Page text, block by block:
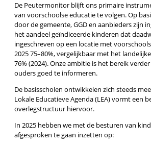
De Peutermonitor blijft ons primaire
van voorschoolse educatie te volgen. Op
door de gemeente, GGD en aanbieders zijn
het aandeel geïndiceerde kinderen dat
ingeschreven op een locatie met
2025 75–80%, vergelijkbaar met het
76% (2024). Onze ambitie is het bereik
ouders goed te informeren.
De basisscholen ontwikkelen zich steeds
Lokale Educatieve Agenda (LEA) vormt een
overlegstructuur hiervoor.
In 2025 hebben we met de besturen van
afgesproken te gaan inzetten op: